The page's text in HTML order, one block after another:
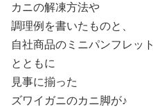
カニの解凍方法や
調理例を書いたものと、
自社商品のミニパンフレット
とともに
見事に揃った
ズワイガニのカニ脚が♪